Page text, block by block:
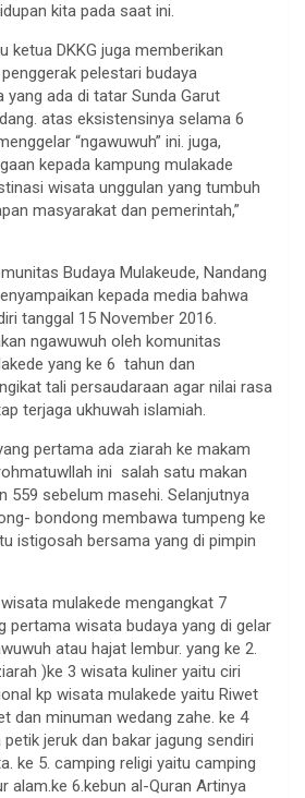
kita pada saat ini.
ketua DKKG juga memberikan
pelestari budaya
yang ada di tatar Sunda Garut
atas eksistensinya selama 6
“ngawuwuh” ini. juga,
kepada kampung mulakade
wisata unggulan yang tumbuh
masyarakat dan pemerintah,”
Budaya Mulakeude, Nandang
kepada media bahwa
tanggal 15 November 2016.
ngawuwuh oleh komunitas
yang ke 6 tahun dan
tali persaudaraan agar nilai rasa
terjaga ukhuwah islamiah.
pertama ada ziarah ke makam
ini salah satu makan
559 sebelum masehi. Selanjutnya
bondong membawa tumpeng ke
istigosah bersama yang di pimpin
mulakede mengangkat 7
pertama wisata budaya yang di gelar
atau hajat lembur. yang ke 2.
)ke 3 wisata kuliner yaitu ciri
kp wisata mulakede yaitu Riwet
dan minuman wedang zahe. ke 4
jeruk dan bakar jagung sendiri
ke 5. camping religi yaitu camping
alam.ke 6.kebun al-Quran Artinya